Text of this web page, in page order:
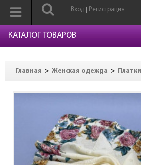
Вход Регистрация
КАТАЛОГ ТОВАРОВ
Главная > Женская одежда > Платки